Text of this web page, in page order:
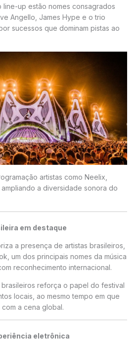
line-up estão nomes consagrados
Angello James Hype e o trio
sucessos que dominam pistas ao
artistas como Neelix
ampliando a diversidade sonora do
em destaque
a presença de artistas brasileiros,
, um dos principais nomes da música
reconhecimento internacional.
reforça o papel do festival
locais, ao mesmo tempo em que
a cena global.
eletrônica